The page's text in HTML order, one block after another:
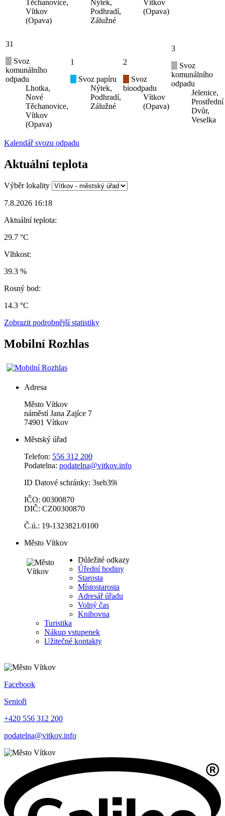
Těchanovice,
Vítkov
(Opava)
Nýtek,
Podhradí,
Zálužné
Vítkov
(Opava)
31
Svoz
komunálního
odpadu
Lhotka,
Nové
Těchanovice,
Vítkov
(Opava)
1
Svoz papíru
Nýtek,
Podhradí,
Zálužné
2
Svoz
bioodpadu
Vítkov
(Opava)
3
Svoz
komunálního
odpadu
Jelenice,
Prostřední
Dvůr,
Veselka
Kalendář svozu odpadu
Aktuální teplota
Výběr lokality
7.8.2026 16:18
Aktuální teplota:
29.7 °C
Vlhkost:
39.3 %
Rosný bod:
14.3 °C
Zobrazit podrobnější statistiky
Mobilní Rozhlas
Adresa
Město Vítkov
náměstí Jana Zajíce 7
74901 Vítkov
Městský úřad
Telefon: 556 312 200
Podatelna: podatelna@vitkov.info
ID Datové schránky: 3seb39i
IČO: 00300870
DIČ: CZ00300870
Č.ú.: 19-1323821/0100
Město Vítkov
Důležité odkazy
Úřední hodiny
Starosta
Místostarosta
Adresář úřadu
Volný čas
Knihovna
Turistika
Nákup vstupenek
Užitečné kontakty
Facebook
Senioři
+420 556 312 200
podatelna@vitkov.info